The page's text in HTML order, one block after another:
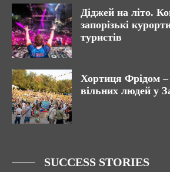
Діджей на літо.
запорізькі
туристів
Хортиця Фрідом –
вільних людей у
SUCCESS STORIES